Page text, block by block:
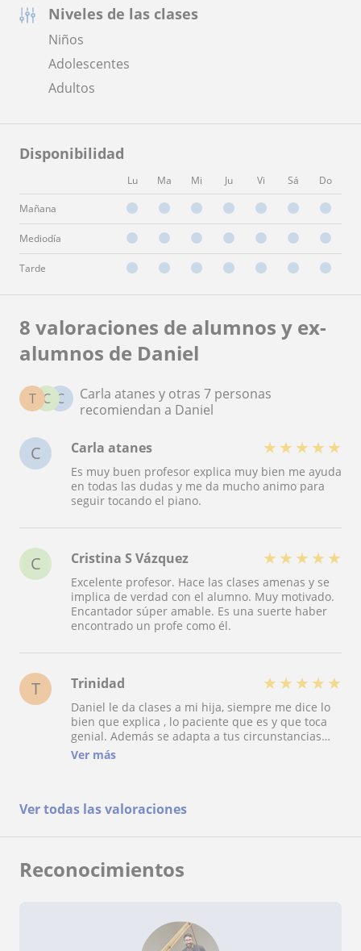
Niveles de las clases
Niños
Adolescentes
Adultos
Disponibilidad
Lu Ma Mi Ju Vi Sá Do
Mañana
Mediodía
Tarde
8 valoraciones de alumnos y ex-
alumnos de Daniel
C
C
T
Carla atanes y otras 7 personas
recomiendan a Daniel
C Carla atanes ★ ★ ★ ★ ★
Es muy buen profesor explica muy bien me ayuda
en todas las dudas y me da mucho animo para
seguir tocando el piano.
C Cristina S Vázquez ★ ★ ★ ★ ★
Excelente profesor. Hace las clases amenas y se
implica de verdad con el alumno. Muy motivado.
Encantador súper amable. Es una suerte haber
encontrado un profe como él.
T Trinidad ★ ★ ★ ★ ★
Daniel le da clases a mi hija, siempre me dice lo
bien que explica , lo paciente que es y que toca
genial. Además se adapta a tus circunstancias
personales para acordar horarios y es muy
Ver más
Ver todas las valoraciones
Reconocimientos